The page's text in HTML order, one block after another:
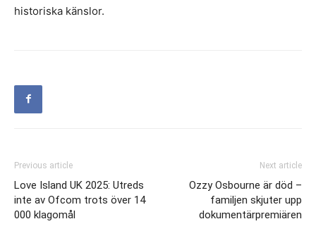
historiska känslor.
Previous article
Love Island UK 2025: Utreds
inte av Ofcom trots över 14
000 klagomål
Next article
Ozzy Osbourne är död –
familjen skjuter upp
dokumentärpremiären